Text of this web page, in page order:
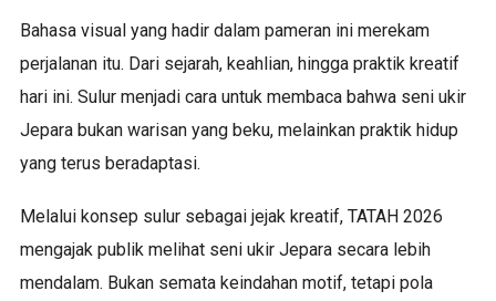
Bahasa visual yang hadir dalam pameran ini merekam
perjalanan itu. Dari sejarah, keahlian, hingga praktik kreatif
hari ini. Sulur menjadi cara untuk membaca bahwa seni ukir
Jepara bukan warisan yang beku, melainkan praktik hidup
yang terus beradaptasi.
Melalui konsep sulur sebagai jejak kreatif, TATAH 2026
mengajak publik melihat seni ukir Jepara secara lebih
mendalam. Bukan semata keindahan motif, tetapi pola